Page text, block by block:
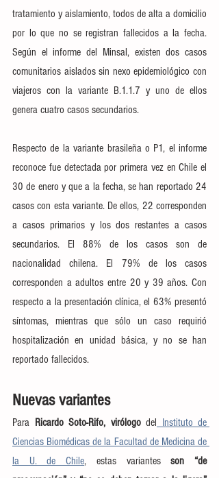
tratamiento y aislamiento, todos de alta a domicilio
por lo que no se registran fallecidos a la fecha.
Según el informe del Minsal, existen dos casos
comunitarios aislados sin nexo epidemiológico con
viajeros con la variante B.1.1.7 y uno de ellos
genera cuatro casos secundarios.
Respecto de la variante brasileña o P1, el informe
reconoce fue detectada por primera vez en Chile el
30 de enero y que a la fecha, se han reportado 24
casos con esta variante. De ellos, 22 corresponden
a casos primarios y los dos restantes a casos
secundarios. El 88% de los casos son de
nacionalidad chilena. El 79% de los casos
corresponden a adultos entre 20 y 39 años. Con
respecto a la presentación clínica, el 63% presentó
síntomas, mientras que sólo un caso requirió
hospitalización en unidad básica, y no se han
reportado fallecidos.
Nuevas variantes
Para Ricardo Soto-Rifo, virólogo del
Instituto de
Ciencias Biomédicas de la Facultad de Medicina de
la U. de Chile, estas variantes son “de